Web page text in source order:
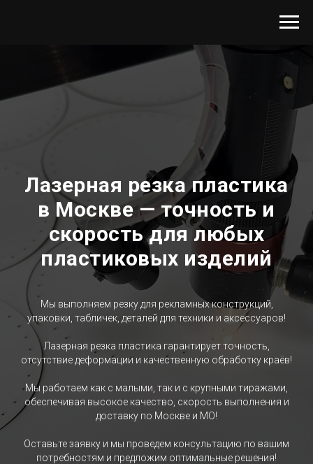
Лазерная резка пластика
в Москве — точность и
скорость для любых
пластиковых изделий
Мы выполняем резку для рекламных конструкций,
упаковки, табличек, деталей для техники и аксессуаров!
Лазерная резка пластика гарантирует точность,
отсутствие деформации и качественную обработку краёв!
Мы работаем как с малыми, так и с крупными тиражами,
обеспечивая высокое качество, скорость выполнения и
доставку по Москве и МО!
Оставьте заявку и мы проведем консультацию по вашим
потребностям и предложим оптимальные решения!